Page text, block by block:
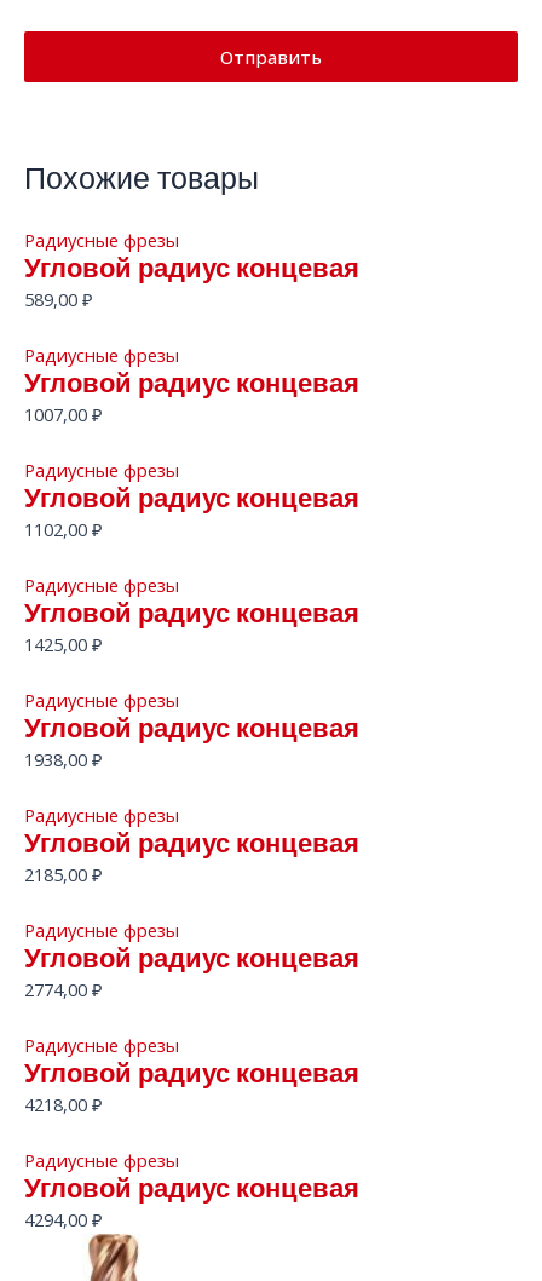
Похожие товары
Радиусные фрезы
Угловой радиус концевая
589,00 ₽
Радиусные фрезы
Угловой радиус концевая
1007,00 ₽
Радиусные фрезы
Угловой радиус концевая
1102,00 ₽
Радиусные фрезы
Угловой радиус концевая
1425,00 ₽
Радиусные фрезы
Угловой радиус концевая
1938,00 ₽
Радиусные фрезы
Угловой радиус концевая
2185,00 ₽
Радиусные фрезы
Угловой радиус концевая
2774,00 ₽
Радиусные фрезы
Угловой радиус концевая
4218,00 ₽
Радиусные фрезы
Угловой радиус концевая
4294,00 ₽